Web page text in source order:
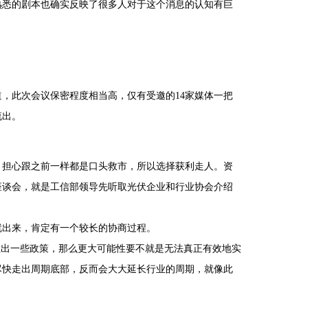
的剧本也确实反映了很多人对于这个消息的认知有巨
此次会议保密程度相当高，仅有受邀的14家媒体一把
。
心跟之前一样都是口头救市，所以选择获利走人。资
会，就是工信部领导先听取光伏企业和行业协会介绍
来，肯定有一个较长的协商过程。
一些政策，那么更大可能性要不就是无法真正有效地实
走出周期底部，反而会大大延长行业的周期，就像此